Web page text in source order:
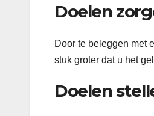
Doelen
Door te beleggen met
stuk groter dat u het
Doelen